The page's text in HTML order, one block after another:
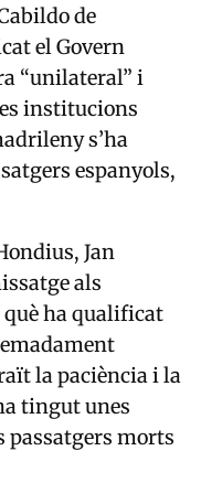
de
el Govern
“unilateral” i
institucions
s’ha
espanyols,
Jan
als
ha qualificat
la paciència i la
tingut unes
passatgers morts